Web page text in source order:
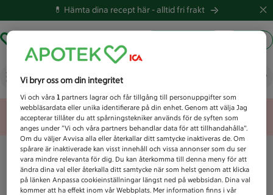
💊 Hämta dina recept här -alltid fri frakt
Vad letar du efter idag?
Unknown error
Vi bryr oss om din integritet
Vi och våra1 partners lagrar och får tillgång till personuppgifter som
webbläsardata eller unika identifierare på din enhet. Genom att välja Jag
accepterar tillåter du att spårningstekniker används för de syften som
anges under ”Vi och våra partners behandlar data för att tillhandahålla”.
Om du väljer Avvisa alla eller återkallar ditt samtycke inaktiveras de. Om
spårare är inaktiverade kan visst innehåll och vissa annonser som du ser
vara mindre relevanta för dig. Du kan återkomma till denna meny för att
ändra dina val eller återkalla ditt samtycke när som helst genom att klicka
på länken Anpassa cookieinställningar längst ned på webbsidan. Dina val
kommer att ha effekt inom vår Webbplats. Mer information finns i vår